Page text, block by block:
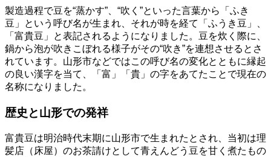
製造過程で豆を“蒸かす”、“吹く”といった言葉から「ふき
豆」という呼び名が生まれ、それが時を経て「ふうき豆」、
「富貴豆」と表記されるようになりました。豆を炊く際に、
鍋から泡が吹きこぼれる様子がその“吹き”を連想させるとさ
れています。山形市などではこの呼び名の変化とともに縁起
の良い漢字を当て、「富」「貴」の字をあてたことで現在の
名称になりました。
歴史と山形での発祥
富貴豆は明治時代末期に山形市で生まれたとされ、当初は理
髪店（床屋）のお茶請けとして青えんどう豆を甘く煮たもの